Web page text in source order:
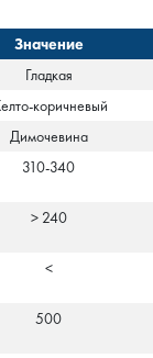
Значение
Гладкая
коричневый
Димочевина
310-340
> 240
<
500